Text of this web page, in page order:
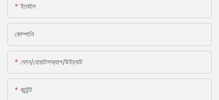
ইমেইল
কোম্পানি
ফোন/হোয়াটসঅ্যাপ/উইচ্যাট
কন্টেন্ট